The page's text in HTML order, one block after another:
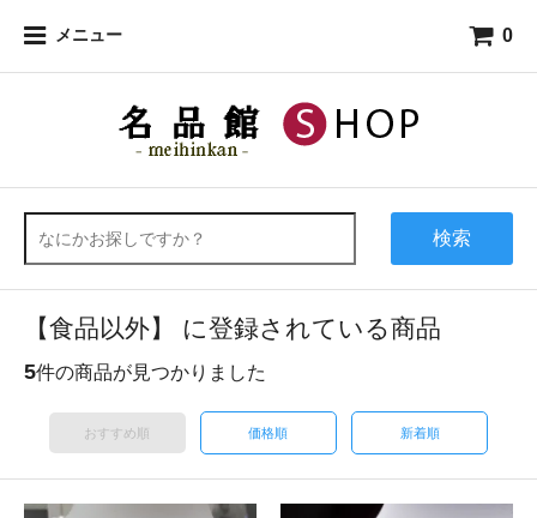
メニュー 0
検索
【食品以外】 に登録されている商品
5件の商品が見つかりました
おすすめ順 価格順 新着順